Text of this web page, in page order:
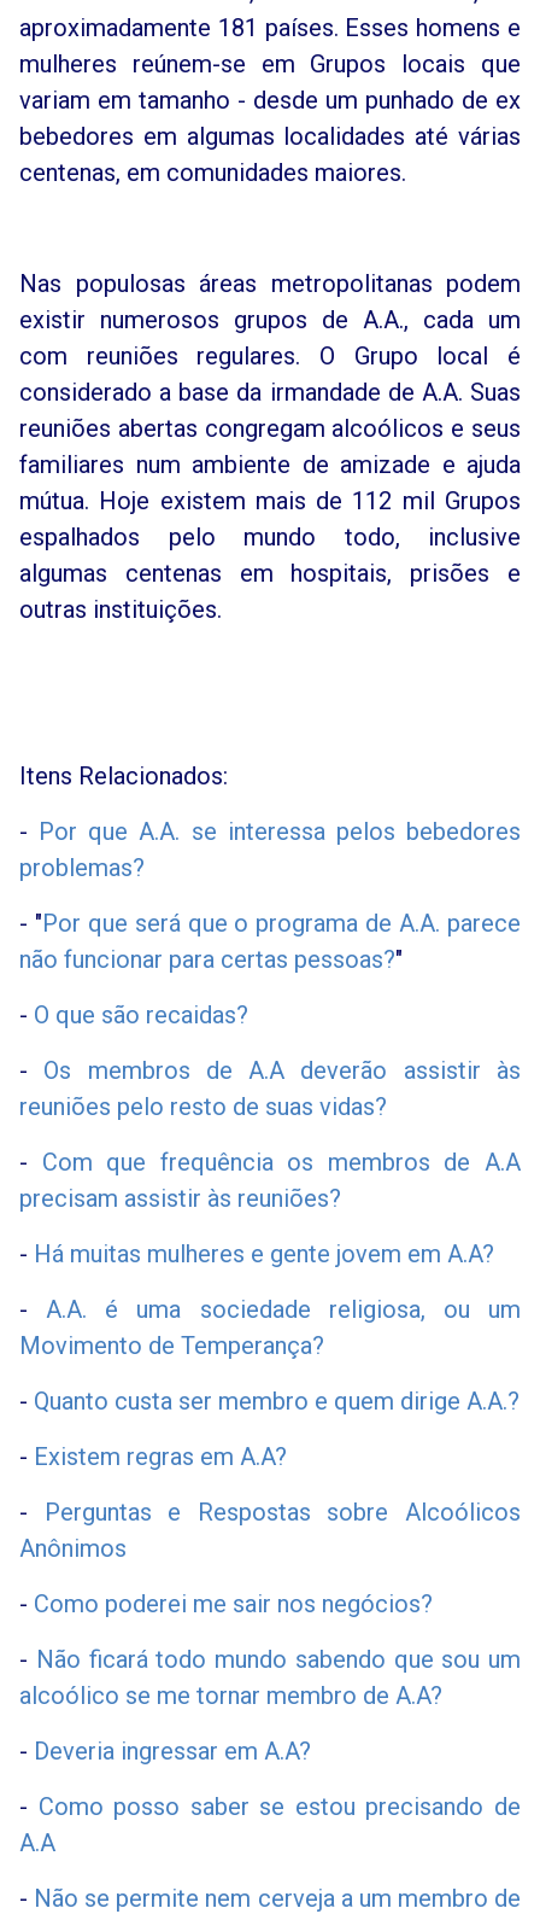
aproximadamente 181 países. Esses homens e
mulheres reúnem-se em Grupos locais que
variam em tamanho - desde um punhado de ex
bebedores em algumas localidades até várias
centenas, em comunidades maiores.
Nas populosas áreas metropolitanas podem
existir numerosos grupos de A.A., cada um
com reuniões regulares. O Grupo local é
considerado a base da irmandade de A.A. Suas
reuniões abertas congregam alcoólicos e seus
familiares num ambiente de amizade e ajuda
mútua. Hoje existem mais de 112 mil Grupos
espalhados pelo mundo todo, inclusive
algumas centenas em hospitais, prisões e
outras instituições.
Itens Relacionados:
- Por que A.A. se interessa pelos bebedores
problemas?
- "Por que será que o programa de A.A. parece
não funcionar para certas pessoas?"
- O que são recaidas?
- Os membros de A.A deverão assistir às
reuniões pelo resto de suas vidas?
- Com que frequência os membros de A.A
precisam assistir às reuniões?
- Há muitas mulheres e gente jovem em A.A?
-A.A. é uma sociedade religiosa, ou um
Movimento de Temperança?
- Quanto custa ser membro e quem dirige A.A.?
- Existem regras em A.A?
- Perguntas e Respostas sobre Alcoólicos
Anônimos
- Como poderei me sair nos negócios?
- Não ficará todo mundo sabendo que sou um
alcoólico se me tornar membro de A.A?
- Deveria ingressar em A.A?
- Como posso saber se estou precisando de
A.A
- Não se permite nem cerveja a um membro de